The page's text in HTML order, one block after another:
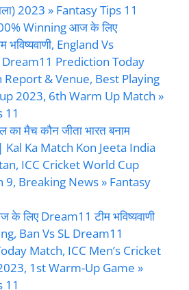
2023 » Fantasy Tips 11
Winning आज के लिए
England Vs
Prediction Today
Report & Venue, Best Playing
2023, 6th Warm Up Match »
11
का मैच कौन जीता भारत बनाम
Kal Ka Match Kon Jeeta India
ICC Cricket World Cup
9, Breaking News » Fantasy
के लिए Dream11 टीम भविष्यवाणी
Ban Vs SL Dream11
Match, ICC Men’s Cricket
1st Warm-Up Game »
11